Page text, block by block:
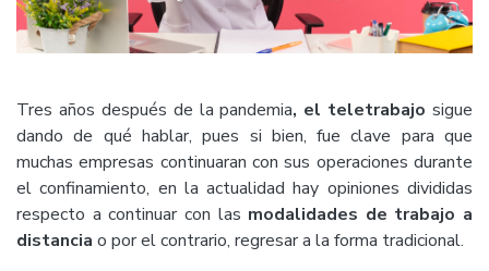
Tres años después de la pandemia, el teletrabajo sigue
dando de qué hablar, pues si bien, fue clave para que
muchas empresas continuaran con sus operaciones durante
el confinamiento, en la actualidad hay opiniones divididas
respecto a continuar con las modalidades de trabajo a
distancia o por el contrario, regresar a la forma tradicional.